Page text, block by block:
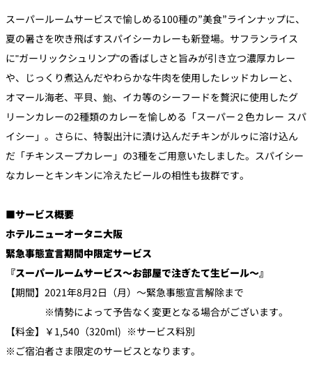
スーパールームサービスで愉しめる100種の”美食”ラインナップに、
夏の暑さを吹き飛ばすスパイシーカレーも新登場。サフランライス
に"ガーリックシュリンプ"の香ばしさと旨みが引き立つ濃厚カレー
や、じっくり煮込んだやわらかな牛肉を使用したレッドカレーと、
オマール海老、平貝、鮑、イカ等のシーフードを贅沢に使用したグ
リーンカレーの2種類のカレーを愉しめる「スーパー２色カレー スパ
イシー」。さらに、特製出汁に漬け込んだチキンがルゥに溶け込ん
だ「チキンスープカレー」の3種をご用意いたしました。スパイシー
なカレーとキンキンに冷えたビールの相性も抜群です。
■サービス概要
ホテルニューオータニ大阪
緊急事態宣言期間中限定サービス
『スーパールームサービス～お部屋で注ぎたて生ビール～』
【期間】2021年8月2日（月）～緊急事態宣言解除まで
※情勢によって予告なく変更となる場合がございます。
【料金】￥1,540（320ml) ※サービス料別
※ご宿泊者さま限定のサービスとなります。